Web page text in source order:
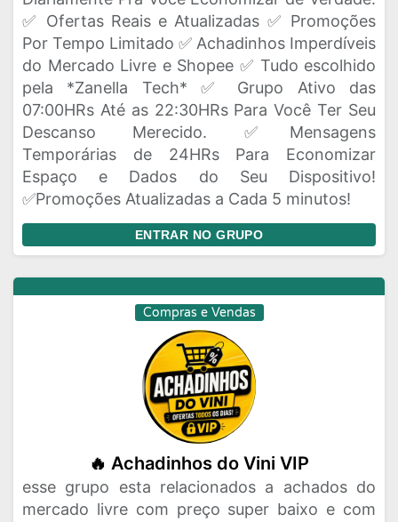
✅ Ofertas Reais e Atualizadas ✅ Promoções
Por Tempo Limitado ✅ Achadinhos Imperdíveis
do Mercado Livre e Shopee ✅ Tudo escolhido
pela *Zanella Tech* ✅ Grupo Ativo das
07:00HRs Até as 22:30HRs Para Você Ter Seu
Descanso Merecido. ✅Mensagens
Temporárias de 24HRs Para Economizar
Espaço e Dados do Seu Dispositivo!
✅Promoções Atualizadas a Cada 5 minutos!
ENTRAR NO GRUPO
Compras e Vendas
🔥 Achadinhos do Vini VIP
esse grupo esta relacionados a achados do
mercado livre com preço super baixo e com